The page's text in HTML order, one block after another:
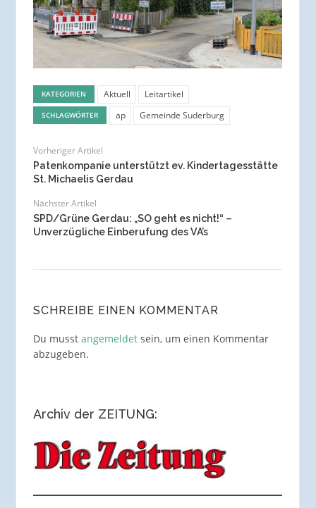
KATEGORIEN Aktuell Leitartikel
SCHLAGWÖRTER ap Gemeinde Suderburg
Vorheriger Artikel
Patenkompanie unterstützt ev. Kindertagesstätte
St. Michaelis Gerdau
Nächster Artikel
SPD/Grüne Gerdau: „SO geht es nicht!“ –
Unverzügliche Einberufung des VA’s
SCHREIBE EINEN KOMMENTAR
Du musst angemeldetsein, um einen Kommentar
abzugeben.
Archiv der ZEITUNG: